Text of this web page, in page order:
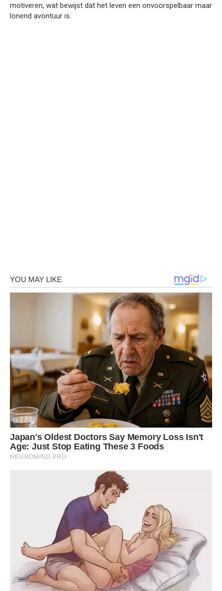
motiveren, wat bewijst dat het leven een onvoorspelbaar maar
lonend avontuur is.